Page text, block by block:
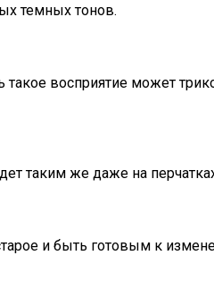
темных тонов.
восприятие может
таким же даже на
и быть готовым к